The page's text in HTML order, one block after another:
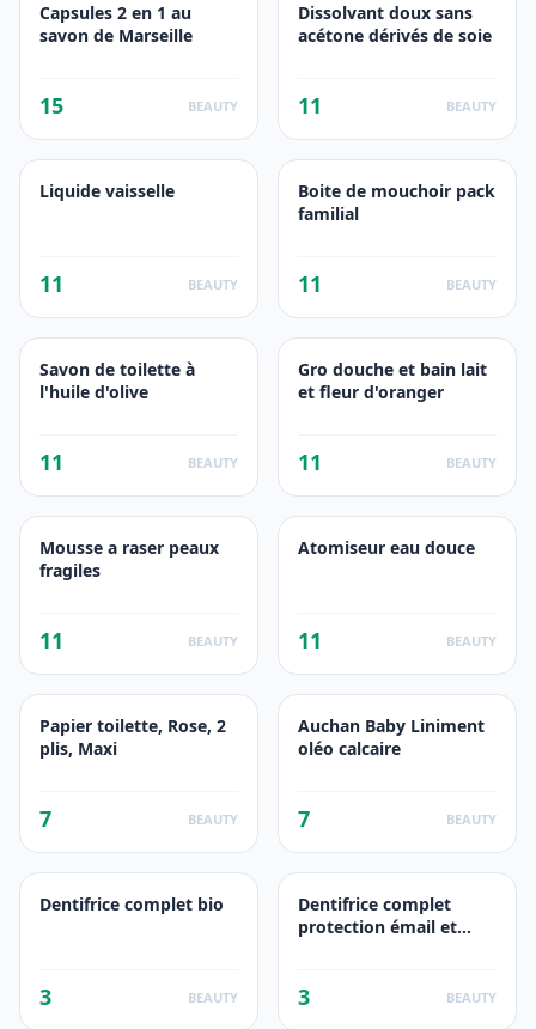
Capsules 2 en 1 au
savon de Marseille
15 BEAUTY
Dissolvant doux sans
acétone dérivés de soie
11 BEAUTY
Liquide vaisselle
11 BEAUTY
Boite de mouchoir pack
familial
11 BEAUTY
Savon de toilette à
l'huile d'olive
11 BEAUTY
Gro douche et bain lait
et fleur d'oranger
11 BEAUTY
Mousse a raser peaux
fragiles
11 BEAUTY
Atomiseur eau douce
11 BEAUTY
Papier toilette, Rose, 2
plis, Maxi
7 BEAUTY
Auchan Baby Liniment
oléo calcaire
7 BEAUTY
Dentifrice complet bio
3 BEAUTY
Dentifrice complet
protection émail et
3 BEAUTY